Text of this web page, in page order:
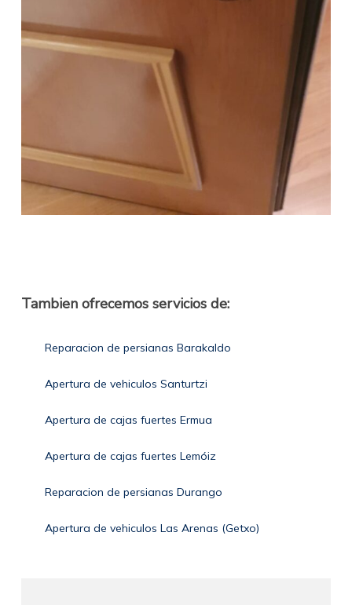
Tambien ofrecemos servicios de:
Reparacion de persianas Barakaldo
Apertura de vehiculos Santurtzi
Apertura de cajas fuertes Ermua
Apertura de cajas fuertes Lemóiz
Reparacion de persianas Durango
Apertura de vehiculos Las Arenas (Getxo)